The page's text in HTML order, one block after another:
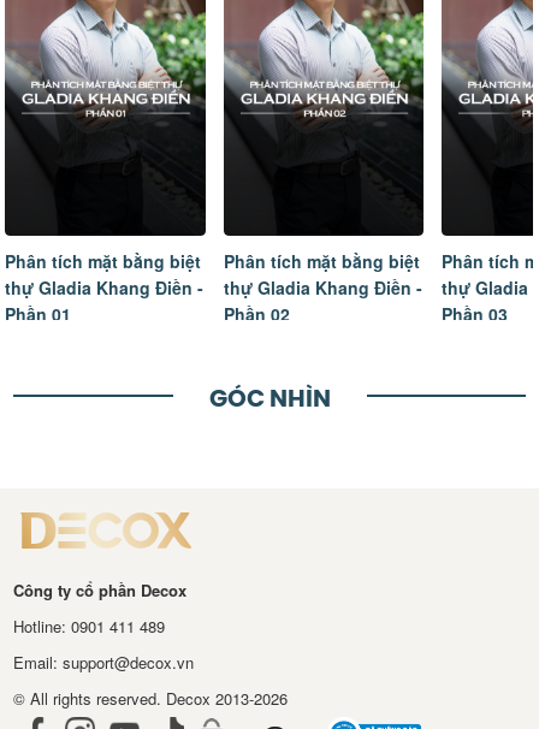
Phân tích mặt bằng biệt
thự Gladia Khang Điền -
Phần 02
Phân tích mặt bằng biệt
thự Gladia Khang Điền -
Phần 03
Tâm sự
ngôi nhà
hoàn thiện
GÓC NHÌN
Công ty cổ phần Decox
Hotline: 0901 411 489
Email: support@decox.vn
© All rights reserved. Decox 2013-2026